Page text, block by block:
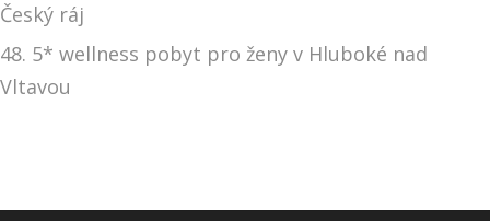
Český ráj
48. 5* wellness pobyt pro ženy v Hluboké nad
Vltavou